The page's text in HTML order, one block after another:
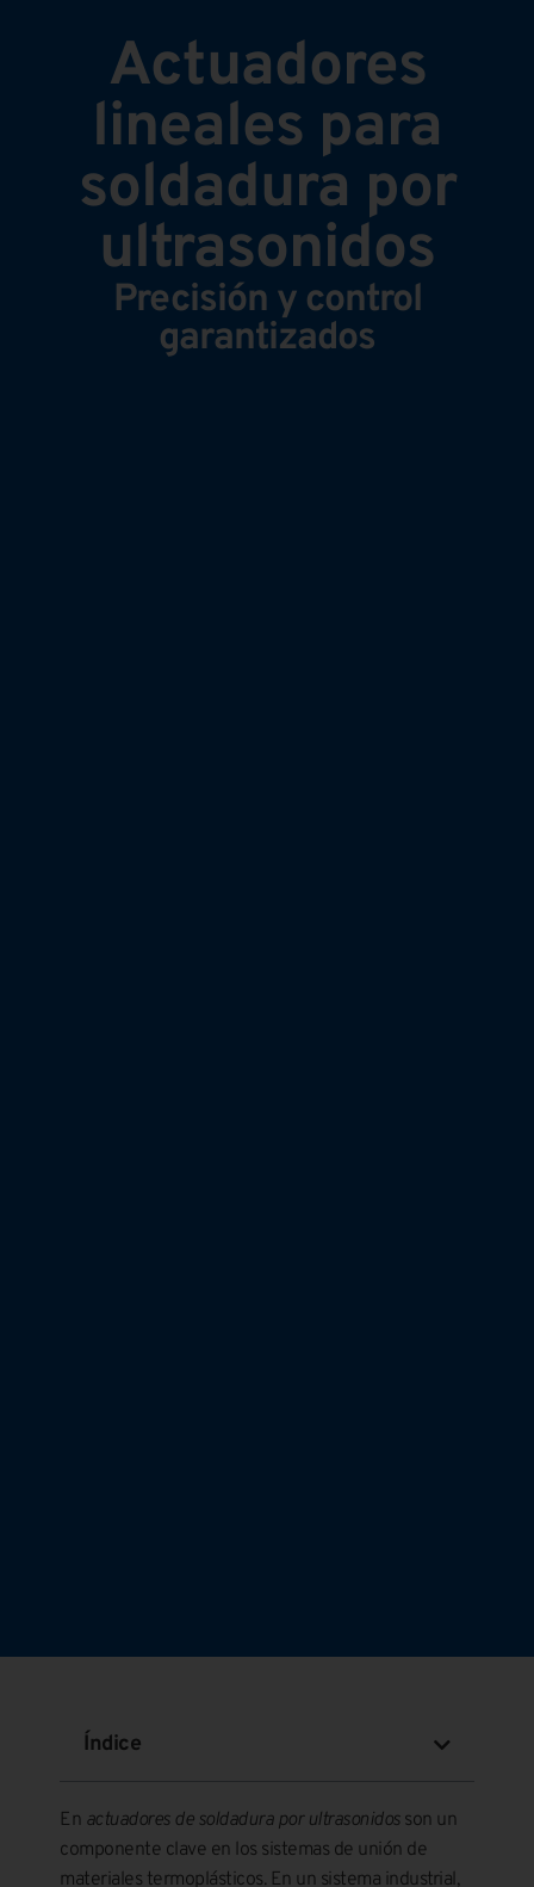
Actuadores
lineales para
soldadura por
ultrasonidos
Precisión y control
garantizados
Índice
En actuadores de soldadura por ultrasonidosson un
componente clave en los sistemas de unión de
materiales termoplásticos. En un sistema industrial,